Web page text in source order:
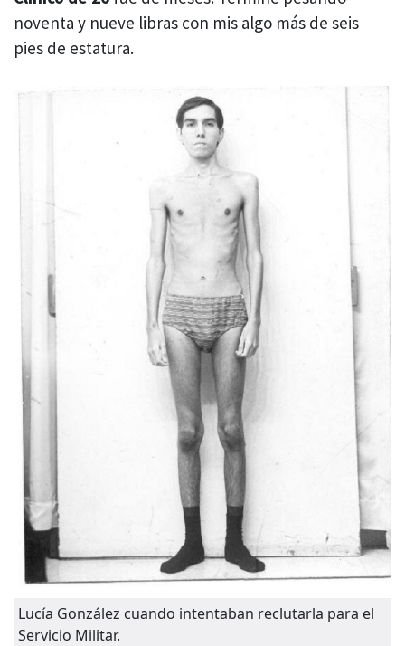
noventa y nueve libras con mis algo más de seis
pies de estatura.
Lucía González cuando intentaban reclutarla para el
Servicio Militar.